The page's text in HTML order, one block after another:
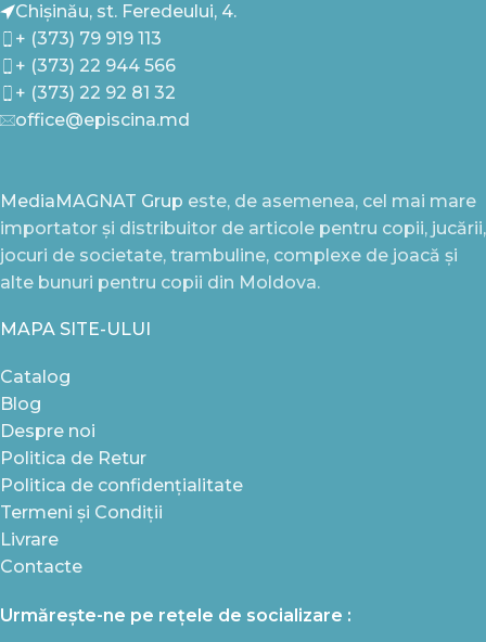
Chișinău, st. Feredeului, 4.
+ (373) 79 919 113
+ (373) 22 944 566
+ (373) 22 92 81 32
office@episcina.md
MediaMAGNAT Grup este, de asemenea, cel mai mare
importator și distribuitor de articole pentru copii, jucării,
jocuri de societate, trambuline, complexe de joacă și
alte bunuri pentru copii din Moldova.
MAPA SITE-ULUI
Catalog
Blog
Despre noi
Politica de Retur
Politica de confidențialitate
Termeni și Condiții
Livrare
Contacte
Urmărește-ne pe rețele de socializare :